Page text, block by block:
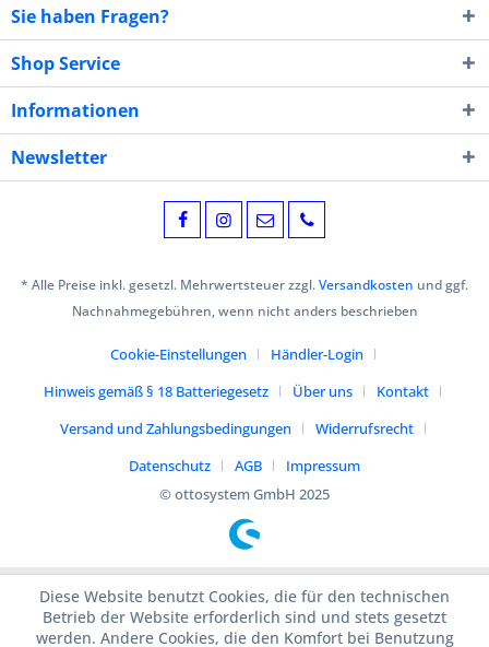
Sie haben Fragen?
Shop Service
Informationen
Newsletter
* Alle Preise inkl. gesetzl. Mehrwertsteuer zzgl.Versandkosten und ggf.
Nachnahmegebühren, wenn nicht anders beschrieben
Cookie-Einstellungen
Händler-Login
Hinweis gemäß § 18 Batteriegesetz
Über uns
Kontakt
Versand und Zahlungsbedingungen
Widerrufsrecht
Datenschutz
AGB
Impressum
© ottosystem GmbH 2025
Diese Website benutzt Cookies, die für den technischen
Betrieb der Website erforderlich sind und stets gesetzt
werden. Andere Cookies, die den Komfort bei Benutzung